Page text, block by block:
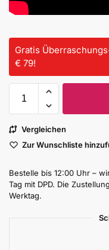
Gratis
€ 79!
Vergleichen
Zur Wunschliste
Bestelle bis 12:00 Uhr –
Tag mit DPD. Die
Werktag.